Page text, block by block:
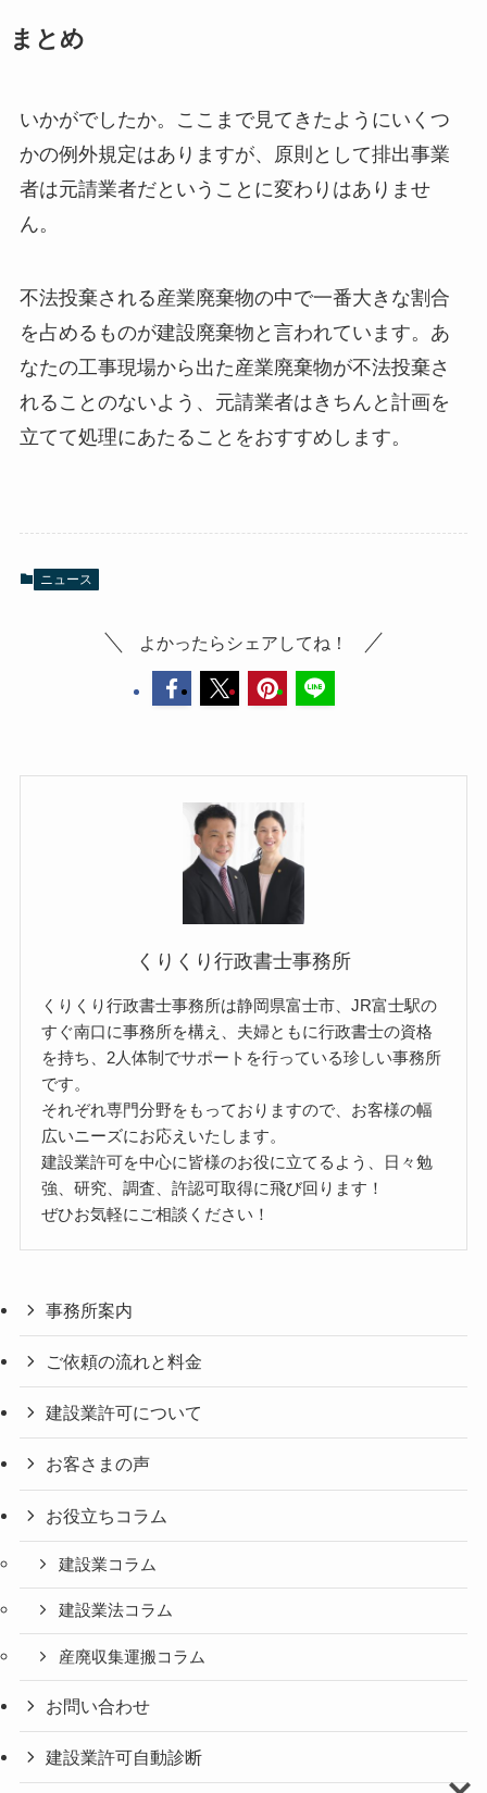
まとめ
いかがでしたか。ここまで見てきたようにいくつ
かの例外規定はありますが、原則として排出事業
者は元請業者だということに変わりはありませ
ん。
不法投棄される産業廃棄物の中で一番大きな割合
を占めるものが建設廃棄物と言われています。あ
なたの工事現場から出た産業廃棄物が不法投棄さ
れることのないよう、元請業者はきちんと計画を
立てて処理にあたることをおすすめします。
ニュース
よかったらシェアしてね！
くりくり行政書士事務所
くりくり行政書士事務所は静岡県富士市、JR富士駅の
すぐ南口に事務所を構え、夫婦ともに行政書士の資格
を持ち、2人体制でサポートを行っている珍しい事務所
です。
それぞれ専門分野をもっておりますので、お客様の幅
広いニーズにお応えいたします。
建設業許可を中心に皆様のお役に立てるよう、日々勉
強、研究、調査、許認可取得に飛び回ります！
ぜひお気軽にご相談ください！
事務所案内
ご依頼の流れと料金
建設業許可について
お客さまの声
お役立ちコラム
建設業コラム
建設業法コラム
産廃収集運搬コラム
お問い合わせ
建設業許可自動診断